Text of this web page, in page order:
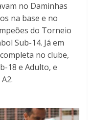
no Daminhas
na base e no
do Torneio
Sub-14. Já em
no clube,
18 e Adulto, e